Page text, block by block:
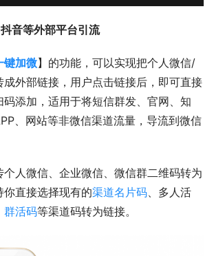
音等外部平台引流
键加微】的功能，可以实现把个人微信/
外部链接，用户点击链接后，即可直接
添加，适用于将短信群发、官网、知
、网站等非微信渠道流量，导流到微信
人微信、企业微信、微信群二维码转为
直接选择现有的渠道名片码 、多人活
群活码等渠道码转为链接。